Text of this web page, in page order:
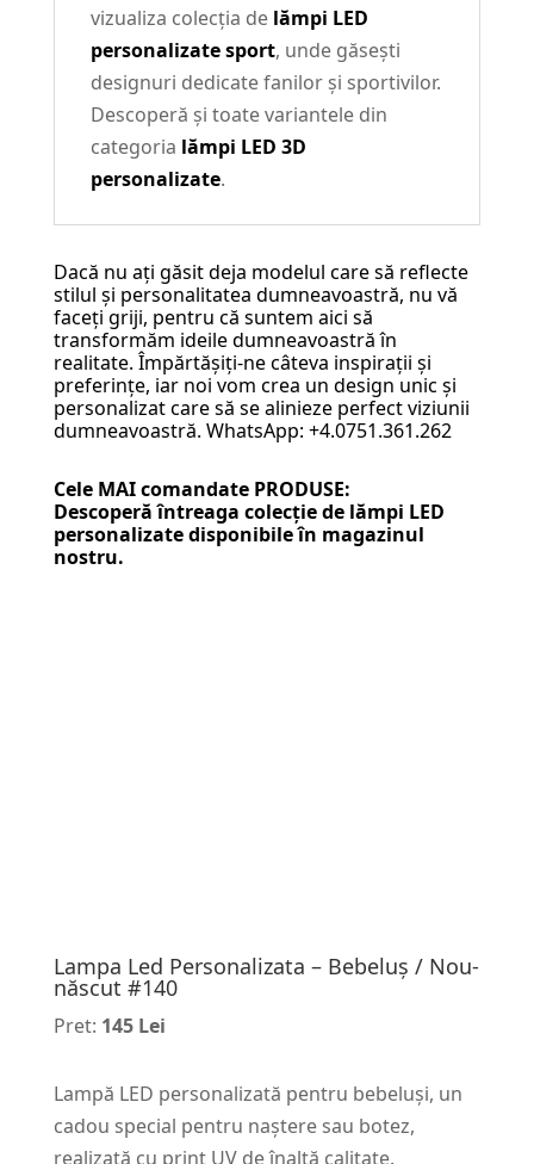
vizualiza colecția de lămpi LED
personalizate sport, unde găsești
designuri dedicate fanilor și sportivilor.
Descoperă și toate variantele din
categoria lămpi LED 3D
personalizate.
Dacă nu ați găsit deja modelul care să reflecte
stilul și personalitatea dumneavoastră, nu vă
faceți griji, pentru că suntem aici să
transformăm ideile dumneavoastră în
realitate. Împărtășiți-ne câteva inspirații și
preferințe, iar noi vom crea un design unic și
personalizat care să se alinieze perfect viziunii
dumneavoastră. WhatsApp: +4.0751.361.262
Cele MAI comandate PRODUSE:
Descoperă întreaga colecție de lămpi LED
personalizatedisponibile în magazinul
nostru.
Lampa Led Personalizata – Bebeluș / Nou-
născut #140
Pret: 145 Lei
Lampă LED personalizată pentru bebeluși, un
cadou special pentru naștere sau botez,
realizată cu print UV de înaltă calitate.